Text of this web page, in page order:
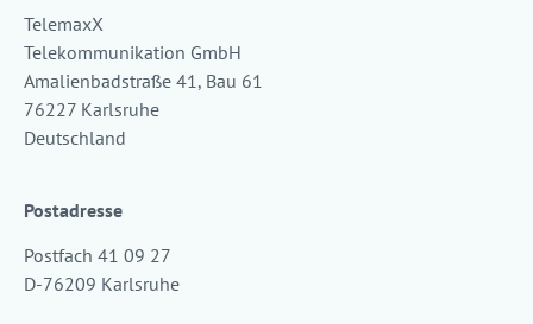
TelemaxX
Telekommunikation GmbH
Amalienbadstraße 41, Bau 61
76227 Karlsruhe
Deutschland
Postadresse
Postfach 41 09 27
D-76209 Karlsruhe